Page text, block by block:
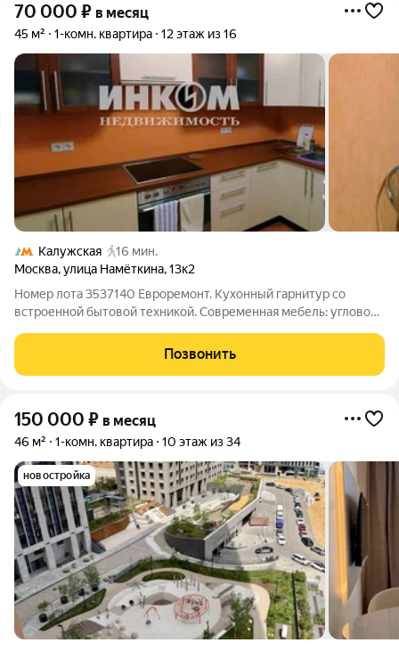
70 000 ₽ в месяц
45 м² 1-комн. квартира 12 этаж из 16
Калужская
16 мин.
Москва,улица Намёткина,13к2
Номер лота 3537140 Евроремонт. Кухонный гарнитур со
встроенной бытовой техникой. Современная мебель: угловой
застекленная лоджия. Полы ламинат, плитка. Консьерж.
Рассмотрим 1 - 2 человек.
Позвонить
150 000 ₽ в месяц
46 м² 1-комн. квартира 10 этаж из 34
новостройка